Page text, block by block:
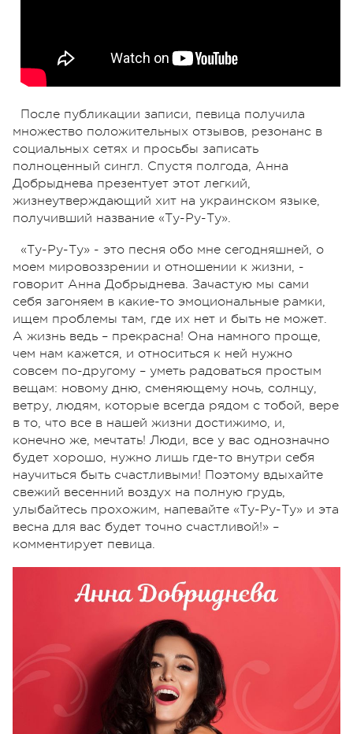
После публикации записи, певица получила
множество положительных отзывов, резонанс в
социальных сетях и просьбы записать
полноценный сингл. Спустя полгода, Анна
Добрыднева презентует этот легкий,
жизнеутверждающий хит на украинском языке,
получивший название «Ту-Ру-Ту».
«Ту-Ру-Ту» - это песня обо мне сегодняшней, о
моем мировоззрении и отношении к жизни, -
говорит Анна Добрыднева. Зачастую мы сами
себя загоняем в какие-то эмоциональные рамки,
ищем проблемы там, где их нет и быть не может.
А жизнь ведь – прекрасна! Она намного проще,
чем нам кажется, и относиться к ней нужно
совсем по-другому – уметь радоваться простым
вещам: новому дню, сменяющему ночь, солнцу,
ветру, людям, которые всегда рядом с тобой, вере
в то, что все в нашей жизни достижимо, и,
конечно же, мечтать! Люди, все у вас однозначно
будет хорошо, нужно лишь где-то внутри себя
научиться быть счастливыми! Поэтому вдыхайте
свежий весенний воздух на полную грудь,
улыбайтесь прохожим, напевайте «Ту-Ру-Ту» и эта
весна для вас будет точно счастливой!» –
комментирует певица.